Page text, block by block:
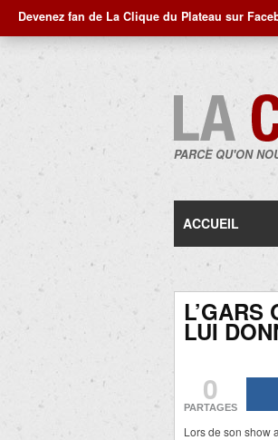
Devenez fan de La Clique du Plateau sur
PARCE QU'ON
ACCUEIL
L’GARS
LUI
0
PARTAGES
Lors de son show